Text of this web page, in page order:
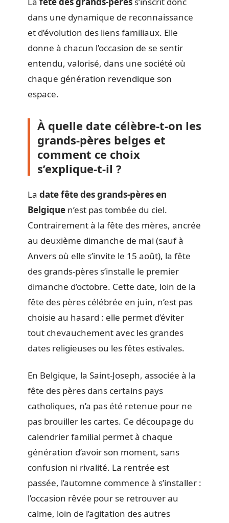
dans une dynamique de reconnaissance
et d’évolution des liens familiaux. Elle
donne à chacun l’occasion de se sentir
entendu, valorisé, dans une société où
chaque génération revendique son
espace.
À quelle date célèbre-t-on les
grands-pères belges et
comment ce choix
s’explique-t-il ?
La date fête des grands-pères en
Belgique n’est pas tombée du ciel.
Contrairement à la fête des mères, ancrée
au deuxième dimanche de mai (sauf à
Anvers où elle s’invite le 15 août), la fête
des grands-pères s’installe le premier
dimanche d’octobre. Cette date, loin de la
fête des pères célébrée en juin, n’est pas
choisie au hasard : elle permet d’éviter
tout chevauchement avec les grandes
dates religieuses ou les fêtes estivales.
En Belgique, la Saint-Joseph, associée à la
fête des pères dans certains pays
catholiques, n’a pas été retenue pour ne
pas brouiller les cartes. Ce découpage du
calendrier familial permet à chaque
génération d’avoir son moment, sans
confusion ni rivalité. La rentrée est
passée, l’automne commence à s’installer :
l’occasion rêvée pour se retrouver au
calme, loin de l’agitation des autres